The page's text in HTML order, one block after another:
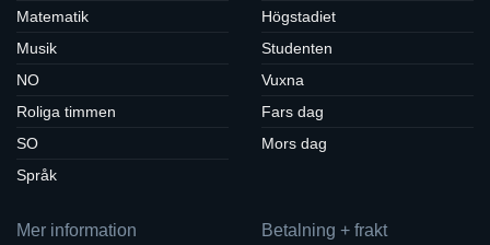
Matematik
Musik
NO
Roliga timmen
SO
Språk
Högstadiet
Studenten
Vuxna
Fars dag
Mors dag
Mer information Betalning + frakt